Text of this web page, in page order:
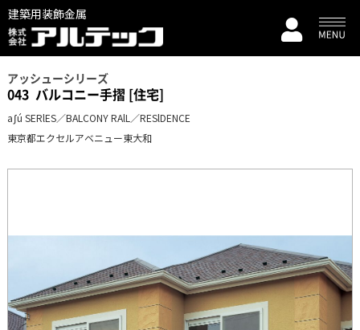
建築用装飾金属
アッシューシリーズ
043 バルコニー手摺 [住宅]
aʃú SERlES／BALCONY RAlL／RESlDENCE
東京都エクセルアベニュー東大和